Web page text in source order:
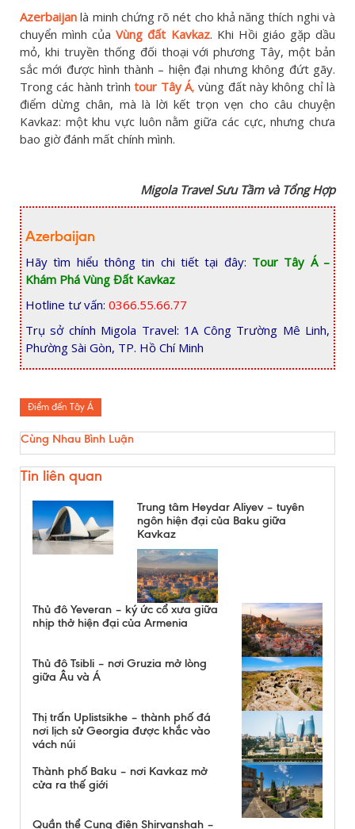
Azerbaijan là minh chứng rõ nét cho khả năng thích nghi và
chuyển mình củaVùng đất Kavkaz. Khi Hồi giáo gặp dầu
mỏ, khi truyền thống đối thoại với phương Tây, một bản
sắc mới được hình thành – hiện đại nhưng không đứt gãy.
Trong các hành trìnhtour Tây Á, vùng đất này không chỉ là
điểm dừng chân, mà là lời kết trọn vẹn cho câu chuyện
Kavkaz: một khu vực luôn nằm giữa các cực, nhưng chưa
bao giờ đánh mất chính mình.
Migola Travel Sưu Tầm và Tổng Hợp
Azerbaijan
Hãy tìm hiểu thông tin chi tiết tại đây: Tour Tây Á –
Khám Phá Vùng Đất Kavkaz
Hotline tư vấn: 0366.55.66.77
Trụ sở chính Migola Travel: 1A Công Trường Mê Linh,
Phường Sài Gòn, TP. Hồ Chí Minh
Điểm đến Tây Á
Cùng Nhau Bình Luận
Tin liên quan
Trung tâm Heydar Aliyev – tuyên
ngôn hiện đại của Baku giữa
Kavkaz
Thủ đô Yeveran – ký ức cổ xưa giữa
nhịp thở hiện đại của Armenia
Thủ đô Tsibli – nơi Gruzia mở lòng
giữa Âu và Á
Thị trấn Uplistsikhe – thành phố đá
nơi lịch sử Georgia được khắc vào
vách núi
Thành phố Baku – nơi Kavkaz mở
cửa ra thế giới
Quần thể Cung điện Shirvanshah –